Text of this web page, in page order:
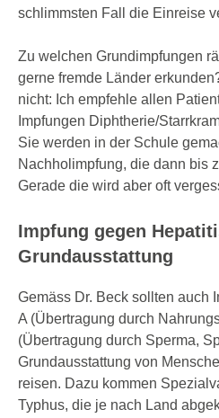
schlimmsten Fall die Einreise
Zu welchen Grund­impfungen
gerne fremde Länder
nicht: Ich empfehle allen
Impfungen Diphtherie/
Sie werden in der Schule
Nachholimpfung, die dann bis
Gerade die wird aber oft
Impfung gegen
Grundausstattung
Gemäss Dr. Beck sollten auch
A (Übertragung durch
(Übertragung durch Sperma,
Grundausstattung von
reisen. Dazu kommen
Typhus, die je nach Land